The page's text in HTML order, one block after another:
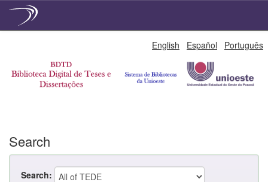
English Español Português
Search
Search: